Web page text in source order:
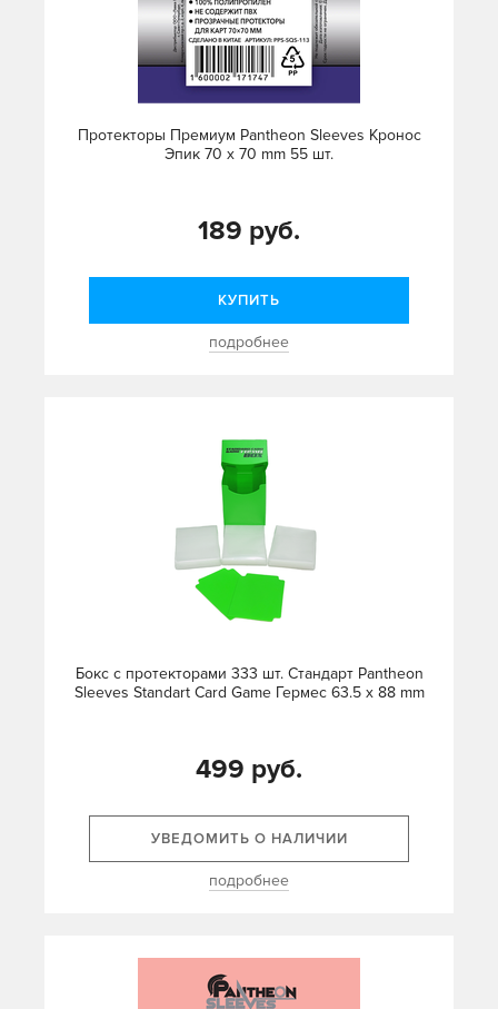
Протекторы Премиум Pantheon Sleeves Кронос
Эпик 70 х 70 mm 55 шт.
189 руб.
КУПИТЬ
подробнее
Бокс с протекторами 333 шт. Стандарт Pantheon
Sleeves Standart Card Game Гермес 63.5 x 88 mm
499 руб.
УВЕДОМИТЬ О НАЛИЧИИ
подробнее